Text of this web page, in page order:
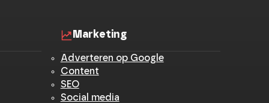
Marketing
Adverteren op Google
Content
SEO
Social media